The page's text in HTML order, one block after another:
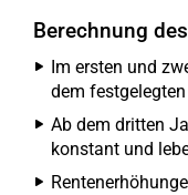
Berechnung
Im ersten und
dem
Ab dem dritten
konstant und